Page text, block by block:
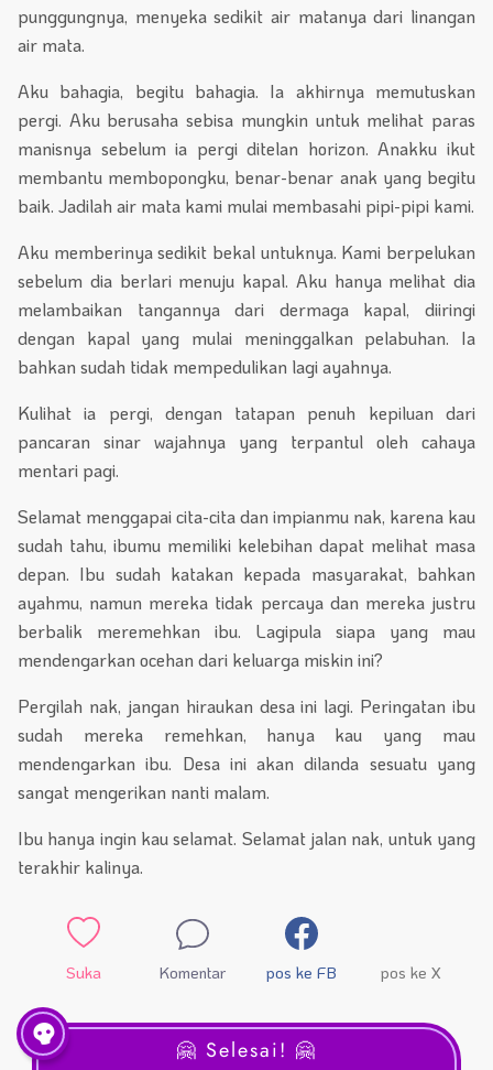
punggungnya, menyeka sedikit air matanya dari linangan
air mata.
Aku bahagia, begitu bahagia. Ia akhirnya memutuskan
pergi. Aku berusaha sebisa mungkin untuk melihat paras
manisnya sebelum ia pergi ditelan horizon. Anakku ikut
membantu membopongku, benar-benar anak yang begitu
baik. Jadilah air mata kami mulai membasahi pipi-pipi kami.
Aku memberinya sedikit bekal untuknya. Kami berpelukan
sebelum dia berlari menuju kapal. Aku hanya melihat dia
melambaikan tangannya dari dermaga kapal, diiringi
dengan kapal yang mulai meninggalkan pelabuhan. Ia
bahkan sudah tidak mempedulikan lagi ayahnya.
Kulihat ia pergi, dengan tatapan penuh kepiluan dari
pancaran sinar wajahnya yang terpantul oleh cahaya
mentari pagi.
Selamat menggapai cita-cita dan impianmu nak, karena kau
sudah tahu, ibumu memiliki kelebihan dapat melihat masa
depan. Ibu sudah katakan kepada masyarakat, bahkan
ayahmu, namun mereka tidak percaya dan mereka justru
berbalik meremehkan ibu. Lagipula siapa yang mau
mendengarkan ocehan dari keluarga miskin ini?
Pergilah nak, jangan hiraukan desa ini lagi. Peringatan ibu
sudah mereka remehkan, hanya kau yang mau
mendengarkan ibu. Desa ini akan dilanda sesuatu yang
sangat mengerikan nanti malam.
Ibu hanya ingin kau selamat. Selamat jalan nak, untuk yang
terakhir kalinya.
Suka Komentar pos ke FB pos ke X
🤗 Selesai! 🤗